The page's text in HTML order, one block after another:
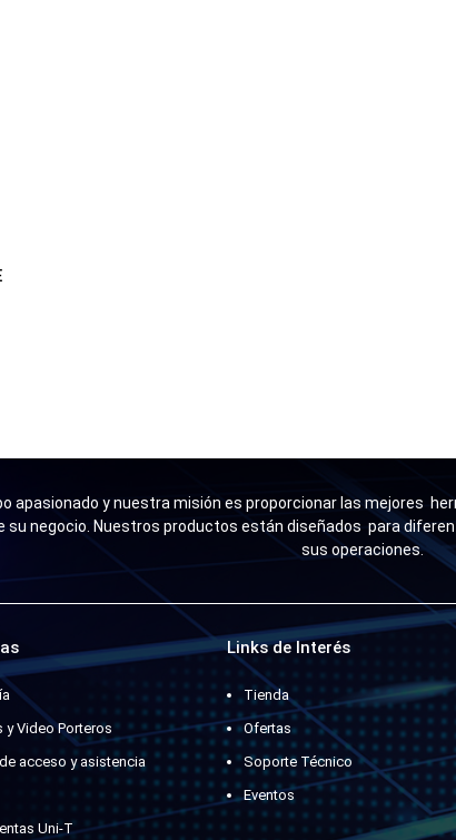
apasionado y nuestra misión es proporcionar las mejores
su negocio. Nuestros productos están diseñados para
sus operaciones.
y Video Porteros
acceso y asistencia
Uni-T
Links de Interés
Tienda
Ofertas
Soporte Técnico
Eventos